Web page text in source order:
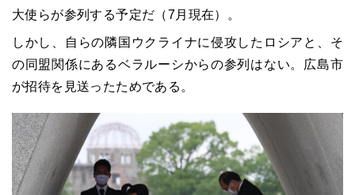
大使らが参列する予定だ（7月現在）。
しかし、自らの隣国ウクライナに侵攻したロシアと、そ
の同盟関係にあるベラルーシからの参列はない。広島市
が招待を見送ったためである。